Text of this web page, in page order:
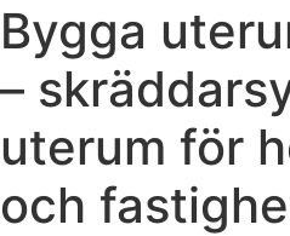
Bygga
–
uterum för
och